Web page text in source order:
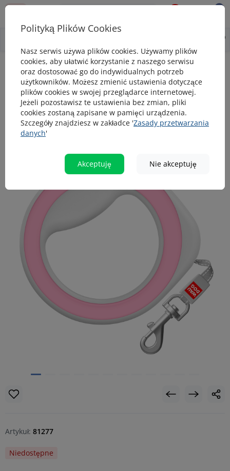
0
Smyczе automatyczne Smycz automatyczna dla psa okrągła
Smycz automatyczna dla psa okrągła
WAUDOG, rozmiar XS-M, od 10 do 40 kg,
2,9 m, różowa
0
Artykuł: 81277
Niedostępne
Polityką Plików Cookies
Nasz serwis używa plików cookies. Używamy plików
cookies, aby ułatwić korzystanie z naszego serwisu
oraz dostosować go do indywidualnych potrzeb
użytkowników. Możesz zmienić ustawienia dotyczące
plików cookies w swojej przeglądarce internetowej.
Jeżeli pozostawisz te ustawienia bez zmian, pliki
cookies zostaną zapisane w pamięci urządzenia.
Szczegóły znajdziesz w zakładce 'Zasady przetwarzania
danych'
Akceptuję Nie akceptuję